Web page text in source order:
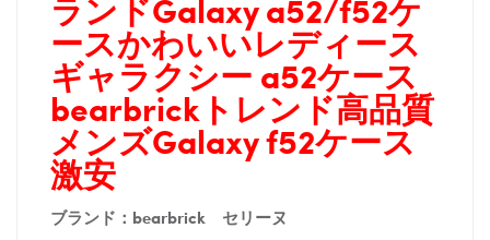
ースかわいいレディース
ギャラクシー a52ケース
bearbrickトレンド高品質
メンズGalaxy f52ケース
激安
ブランド：bearbrick セリーヌ